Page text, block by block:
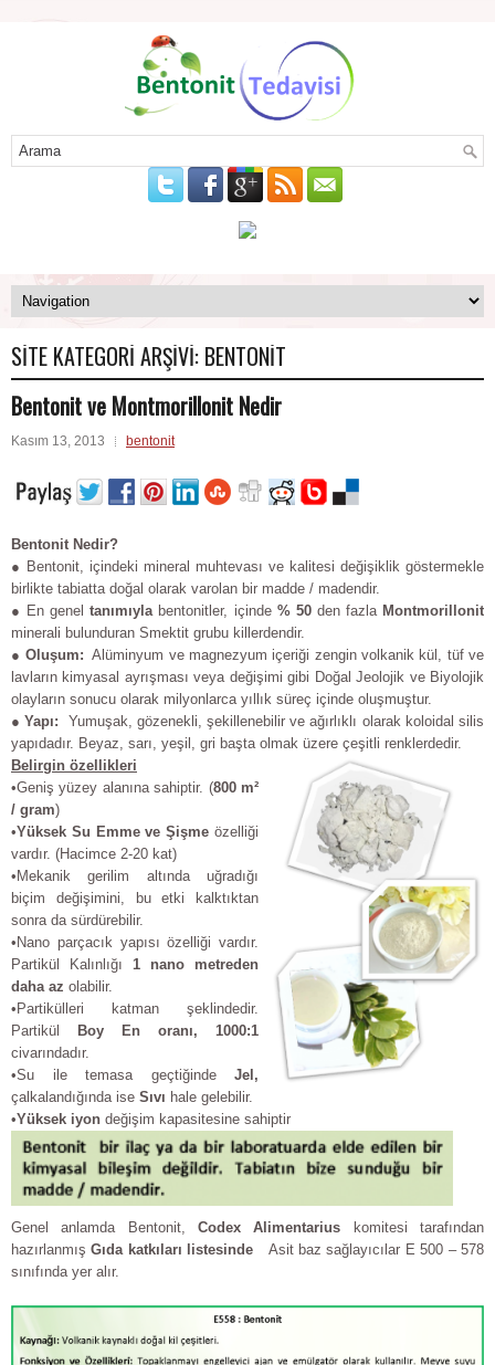
SITE KATEGORI ARŞIVI: BENTONIT
Bentonit ve Montmorillonit Nedir
Kasım 13, 2013 bentonit
Bentonit Nedir?
● Bentonit, içindeki mineral muhtevası ve kalitesi değişiklik göstermekle
birlikte tabiatta doğal olarak varolan bir madde / madendir.
● En geneltanımıylabentonitler, içinde % 50 den fazla Montmorillonit
minerali bulunduran Smektit grubu killerdendir.
● Oluşum: Alüminyum ve magnezyum içeriği zengin volkanik kül, tüf ve
lavların kimyasal ayrışması veya değişimi gibi Doğal Jeolojik ve Biyolojik
olayların sonucu olarak milyonlarca yıllık süreç içinde oluşmuştur.
● Yapı:
Yumuşak, gözenekli, şekillenebilir ve ağırlıklı olarak koloidal silis
yapıdadır. Beyaz, sarı, yeşil, gri başta olmak üzere çeşitli renklerdedir.
Belirgin özellikleri
•Geniş yüzey alanına sahiptir. (800 m²
/ gram)
•Yü ksek Su Emme veŞişme özelliği
vardır. (Hacimce 2-20 kat)
•Mekanik gerilim altında uğradığı
biçim değişimini, bu etki kalktıktan
sonra da sürdürebilir.
•Nano parçacık yapısı özelliği vardır.
Partikül Kalınlığı 1 nano metreden
daha az olabilir.
•Partikülleri katman şeklindedir.
Partikül
Boy En oranı, 1000:1
civarındadır.
•Su ile temasa geçtiğinde Jel,
çalkalandığında ise Sıvı hale gelebilir.
•Yüksek iyon değişim kapasitesine sahiptir
Genel anlamda Bentonit, Codex Alimentarius
komitesi tarafından
hazırlanmışGıda katkı ları listesinde Asit baz sağlayıcılar E 500 – 578
sınıfında yer alır.